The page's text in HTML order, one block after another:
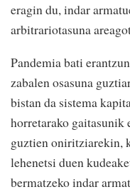
eragin du, indar
arbitrariotasuna
Pandemia bati
zabalen osasuna
bistan da sistema
horretarako gaitasunik
guztien oniritziarekin,
lehenetsi duen
bermatzeko indar